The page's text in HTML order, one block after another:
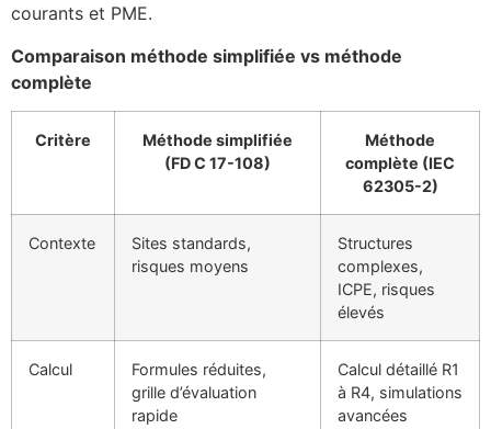
courants et PME.
Comparaison méthode simplifiée vs méthode
complète
Critère
Méthode simplifiée
(FD C 17-108)
Méthode
complète (IEC
62305-2)
Contexte
Sites standards,
risques moyens
Structures
complexes,
ICPE, risques
élevés
Calcul
Formules réduites,
grille d’évaluation
rapide
Calcul détaillé R1
à R4, simulations
avancées